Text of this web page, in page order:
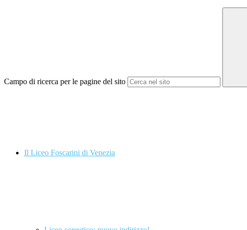
Campo di ricerca per le pagine del sito
Il Liceo Foscarini di Venezia